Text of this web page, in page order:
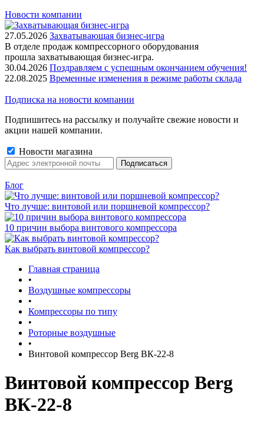
Новости компании
27.05.2026 Захватывающая бизнес-игра
В отделе продаж компрессорного оборудования
прошла захватывающая бизнес-игра.
30.04.2026 Поздравляем с успешным окончанием обучения!
22.08.2025 Временные изменения в режиме работы склада
Подписка на новости компании
Подпишитесь на рассылку и получайте свежие новости и
акции нашей компании.
Новости магазина
Блог
Что лучше: винтовой или поршневой компрессор?
10 причин выбора винтового компрессора
Как выбрать винтовой компрессор?
Главная страница
•
Воздушные компрессоры
•
Компрессоры по типу
•
Роторные воздушные
•
Винтовой компрессор Berg ВК-22-8
Винтовой компрессор Berg
ВК-22-8